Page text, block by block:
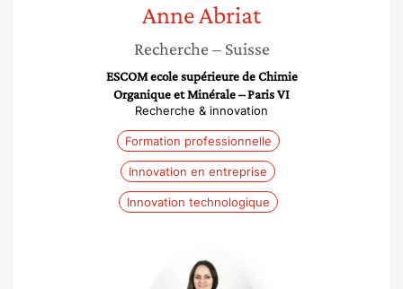
AnneAbriat
Recherche – Suisse
ESCOM ecole supérieure de Chimie
Organique et Minérale – Paris VI
Recherche & innovation
Formation professionnelle
Innovation en entreprise
Innovation technologique
Laura
Sarrasin